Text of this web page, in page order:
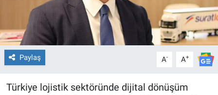
Paylaş A- A+
Türkiye lojistik sektöründe dijital dönüşüm